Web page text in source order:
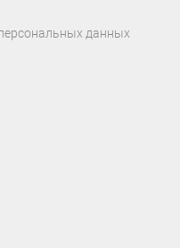
данных